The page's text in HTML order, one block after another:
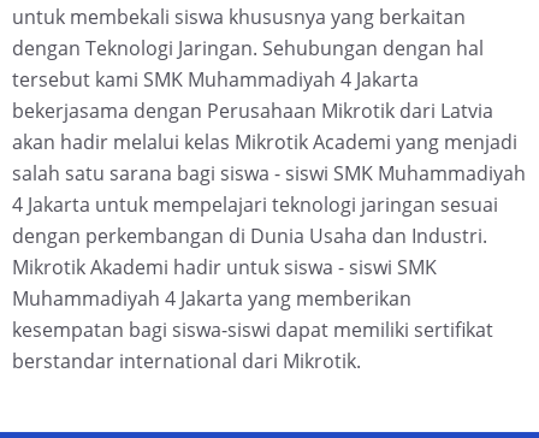
untuk membekali siswa khususnya yang berkaitan
dengan Teknologi Jaringan. Sehubungan dengan hal
tersebut kami SMK Muhammadiyah 4 Jakarta
bekerjasama dengan Perusahaan Mikrotik dari Latvia
akan hadir melalui kelas Mikrotik Academi yang menjadi
salah satu sarana bagi siswa - siswi SMK Muhammadiyah
4 Jakarta untuk mempelajari teknologi jaringan sesuai
dengan perkembangan di Dunia Usaha dan Industri.
Mikrotik Akademi hadir untuk siswa - siswi SMK
Muhammadiyah 4 Jakarta yang memberikan
kesempatan bagi siswa-siswi dapat memiliki sertifikat
berstandar international dari Mikrotik.​